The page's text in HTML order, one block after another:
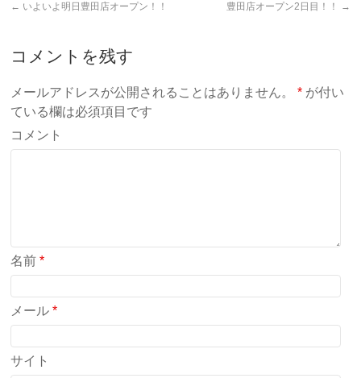
← いよいよ明日豊田店オープン！！ 豊田店オープン2日目！！ →
コメントを残す
メールアドレスが公開されることはありません。 * が付い
ている欄は必須項目です
コメント
名前*
メール*
サイト